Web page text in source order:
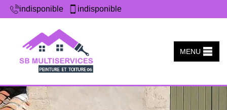
indisponible indisponible
MENU